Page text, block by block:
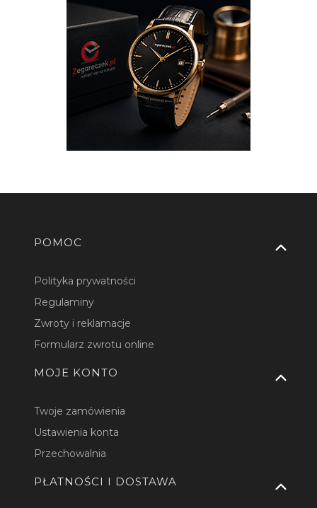
Linki w stopce
POMOC
Polityka prywatności
Regulaminy
Zwroty i reklamacje
Formularz zwrotu online
MOJE KONTO
Twoje zamówienia
Ustawienia konta
Przechowalnia
PŁATNOŚCI I DOSTAWA